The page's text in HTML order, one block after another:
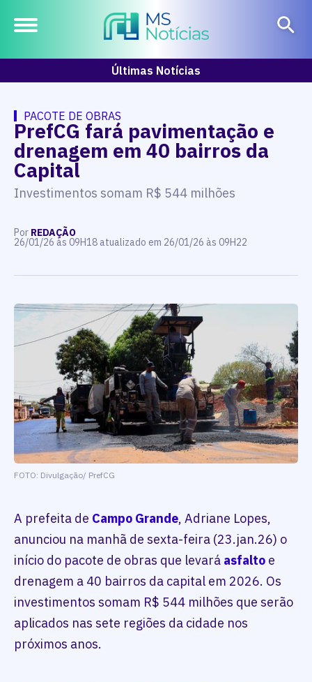
Últimas Notícias
PACOTE DE OBRAS
PrefCG fará pavimentação e
drenagem em 40 bairros da
Capital
Investimentos somam R$ 544 milhões
Por REDAÇÃO
26/01/26 às 09H18 atualizado em 26/01/26 às 09H22
FOTO: Divulgação/ PrefCG
A prefeita de Campo Grande, Adriane Lopes,
anunciou na manhã de sexta-feira (23.jan.26) o
início do pacote de obras que levará asfalto e
drenagem a 40 bairros da capital em 2026. Os
investimentos somam R$ 544 milhões que serão
aplicados nas sete regiões da cidade nos
próximos anos.